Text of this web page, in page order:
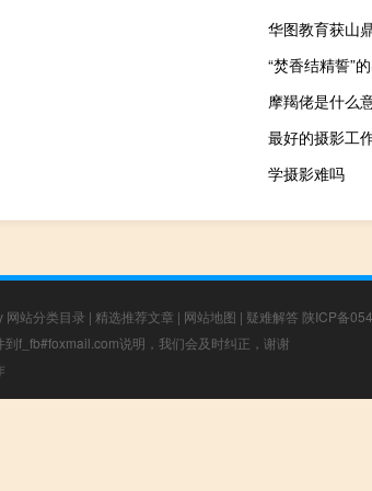
华图教育获山
“焚香结精誓”
摩羯佬是什么
最好的摄影工
学摄影难吗
网站分类目录 | 精选推荐文章 | 网站地图 | 疑难解答 陕ICP备
f_fb#foxmail.com说明，我们会及时纠正，谢谢